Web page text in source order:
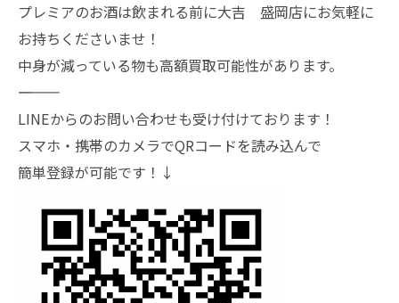
プレミアのお酒は飲まれる前に大吉 盛岡店にお気軽に
お持ちくださいませ！
中身が減っている物も高額買取可能性があります。
―――――――
LINEからのお問い合わせも受け付けております！
スマホ・携帯のカメラでQRコードを読み込んで
簡単登録が可能です！↓